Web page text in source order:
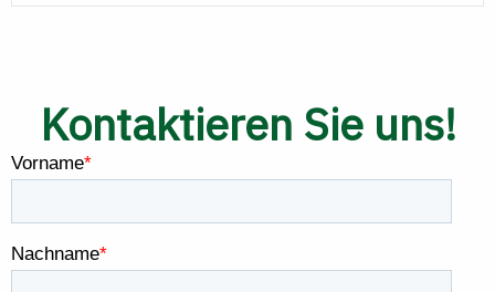
Kontaktieren Sie uns!